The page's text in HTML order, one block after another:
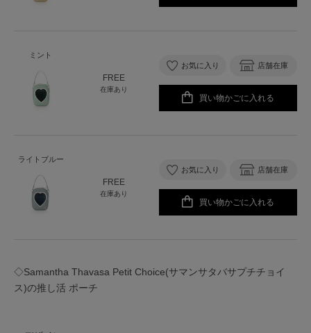
ミント
FREE
在庫あり
お気に入り 店舗在庫
買い物かごに入れる
ライトブルー
FREE
在庫あり
お気に入り 店舗在庫
買い物かごに入れる
◇Samantha Thavasa Petit Choice(サマンサタバサプチチョイ
ス)の推し活 ポーチ